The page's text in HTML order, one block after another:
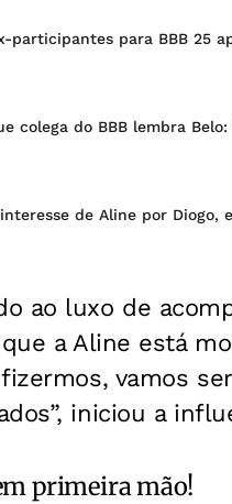
participantes para BBB 25
colega do BBB lembra
de Aline por Diogo,
ao luxo de
a Aline está
vamos
iniciou a
primeira mão!